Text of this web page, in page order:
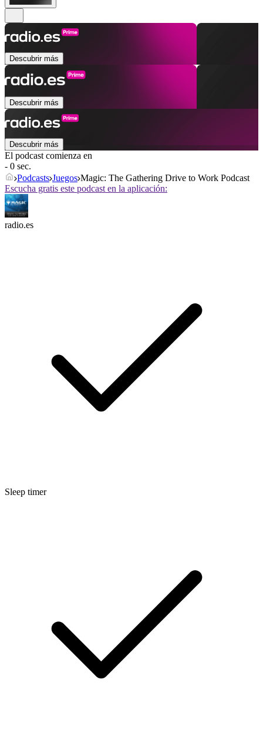
Descubrir más
Descubrir más
Descubrir más
El podcast comienza en
- 0 sec.
Podcasts Juegos Magic: The Gathering Drive to Work Podcast
Escucha gratis este podcast en la aplicación:
radio.es
Sleep timer